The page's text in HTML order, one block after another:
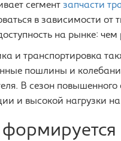
сегмент запчасти
в зависимости от
на рынке:
и транспортировка
пошлины и
В сезон
и высокой нагрузки